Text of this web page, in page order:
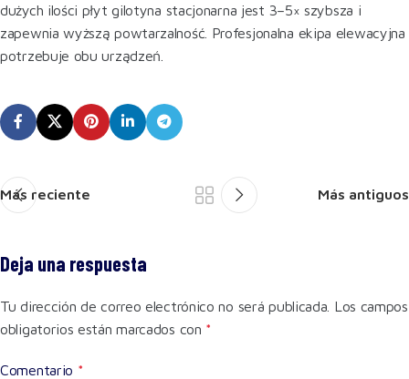
dużych ilości płyt gilotyna stacjonarna jest 3–5× szybsza i
zapewnia wyższą powtarzalność. Profesjonalna ekipa elewacyjna
potrzebuje obu urządzeń.
Más reciente Más antiguos
Deja una respuesta
Tu dirección de correo electrónico no será publicada. Los campos
obligatorios están marcados con *
Comentario *